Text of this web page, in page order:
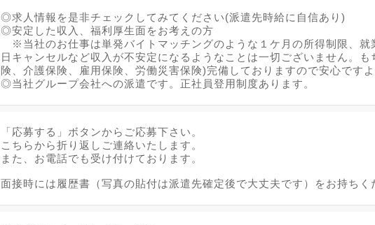
◎求人情報を是非チェックしてみてください(派遣先時給に自信あり)
◎安定した収入、福利厚生面をお考えの方
※当社のお仕事は単発バイトマッチングのような１ケ月の所得制限、就
日キャンセルなど収入が不安定になるようなことは一切ございません。
険、介護保険、雇用保険、労働災害保険)完備しておりますので安心です
◎当社グループ会社への派遣です。正社員登用制度あります。
「応募する」ボタンからご応募下さい。
こちらから折り返しご連絡いたします。
また、お電話でも受け付けております。
面接時には履歴書（写真の貼付は派遣先確定後で大丈夫です）をお持ちく